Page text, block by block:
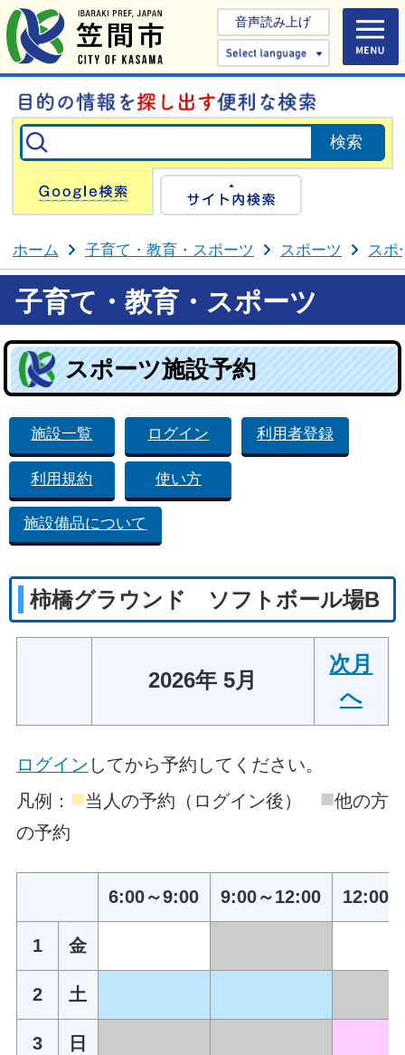
音声読み上げ
Select
Google検索
ホーム 子育て・教育・スポーツ スポーツ スポ
子育て・教育・スポーツ
スポーツ施設予約
施設一覧 ログイン 利用者登録
利用規約 使い方
施設備品について
柿橋グラウンド ソフトボール場B
2026年 5月
次月
へ
ログイン してから予約してください。
凡例： ■当人の予約（ログイン後） ■他の方
の予約
6:00～9:00 9:00～12:00 12:00
1 金
2 土
3 日